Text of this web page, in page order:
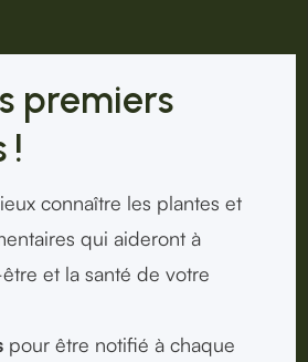
premiers
!
connaître les plantes et
qui aideront à
et la santé de votre
pour être notifié à chaque